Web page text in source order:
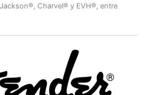
Charvel® y EVH®, entre